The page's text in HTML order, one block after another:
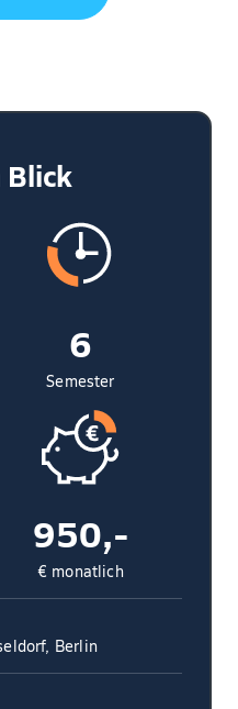
Blick
6
Semester
950,-
€ monatlich
Berlin